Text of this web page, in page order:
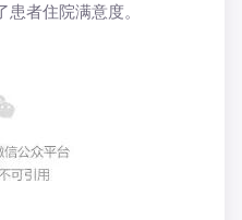
者住院满意度。